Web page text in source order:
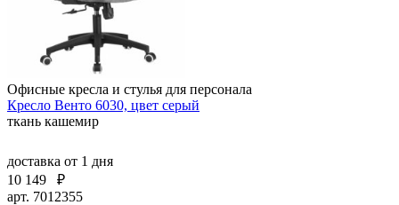
Офисные кресла и стулья для персонала
Кресло Венто 6030, цвет серый
ткань кашемир
доставка от 1 дня
10 149
₽
арт. 7012355